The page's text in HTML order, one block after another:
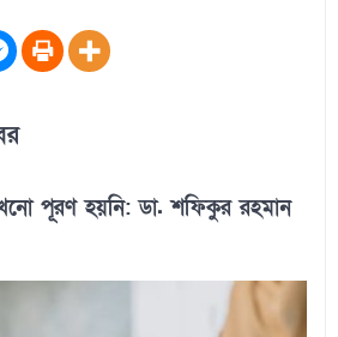
পূরণ হয়নি: ডা. শফিকুর রহমান